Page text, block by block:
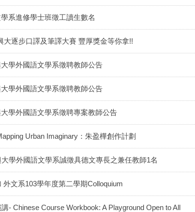
系進修學士班徵工讀生數名
大逐步口譯及筆譯大賽 豐厚獎金等你拿!!
學外國語文學系徵聘教師公告
學外國語文學系徵聘教師公告
學外國語文學系徵聘專案教師公告
Urban Imaginary：朱盈樺創作計劃
學外國語文學系誠徵具德文專長之兼任教師1名
外文系103學年度第二學期Colloquium
- Chinese Course Workbook: A Playground Open to All